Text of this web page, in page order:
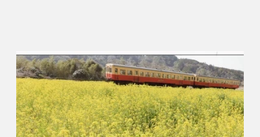
５席 春は和やか 歳森 進一郎